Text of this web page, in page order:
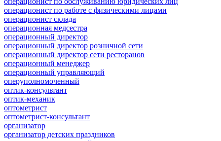
операционист по работе с физическими лицами
операционист склада
операционная медсестра
операционный директор
операционный директор розничной сети
операционный директор сети ресторанов
операционный менеджер
операционный управляющий
оперуполномоченный
оптик-консультант
оптик-механик
оптометрист
оптометрист-консультант
организатор
организатор детских праздников